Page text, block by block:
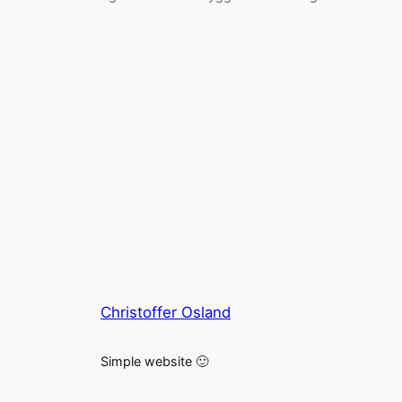
Christoffer Osland
Simple website 🙂